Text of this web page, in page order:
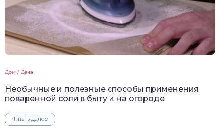
Дом / Дача
Необычные и полезные способы применения
поваренной соли в быту и на огороде
Читать далее